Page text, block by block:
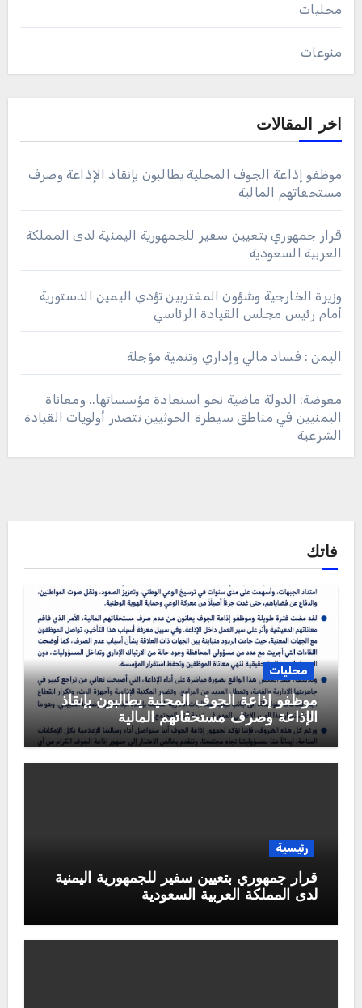
محليات
منوعات
اخر المقالات
موظفو إذاعة الجوف المحلية يطالبون بإنقاذ الإذاعة وصرف
مستحقاتهم المالية
قرار جمهوري بتعيين سفير للجمهورية اليمنية لدى المملكة
العربية السعودية
وزيرة الخارجية وشؤون المغتربين تؤدي اليمين الدستورية
أمام رئيس مجلس القيادة الرئاسي
اليمن : فساد مالي وإداري وتنمية مؤجلة
معوضة: الدولة ماضية نحو استعادة مؤسساتها.. ومعاناة
اليمنيين في مناطق سيطرة الحوثيين تتصدر أولويات القيادة
الشرعية
فاتك
محليات
موظفو إذاعة الجوف المحلية يطالبون بإنقاذ
الإذاعة وصرف مستحقاتهم المالية
رئيسية
قرار جمهوري بتعيين سفير للجمهورية اليمنية
لدى المملكة العربية السعودية